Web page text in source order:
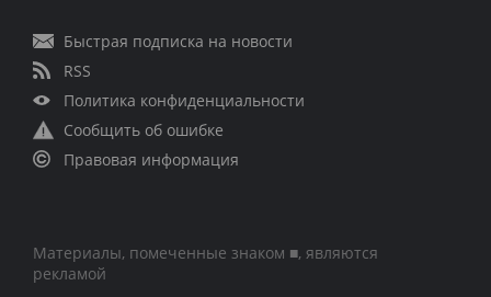
Быстрая подписка на новости
RSS
Политика конфиденциальности
Сообщить об ошибке
Правовая информация
Материалы, помеченные знаком ■, являются
рекламой